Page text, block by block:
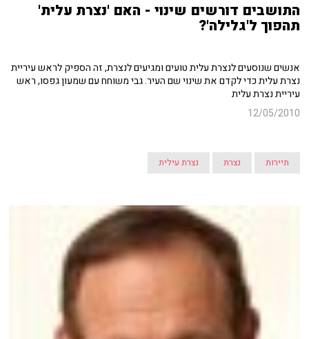
התושבים דורשים שינוי - האם 'נצרת עלית'
תהפוך ל'גלילה'?
אנשים שנוסעים לנצרת עלית טועים ומגיעים לנצרת, זה הספיק לראש עיריית
נצרת עלית כדי לקדם את שינוי שם העיר. גבי משוחח עם שמעון גפסו, ראש
עיריית נצרת עלית
12/05/2010
תיירות נצרת נצרת עילית